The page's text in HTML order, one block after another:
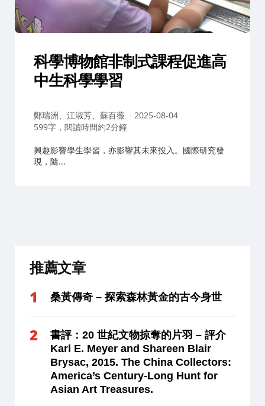
科學博物館非制式課程促進高
中生科學學習
作
者：
鄭瑞洲、江淑芳、蘇百薇
2025-08-04
599字，閱讀時間約2分鐘
興趣影響學生學習，亦影響其未來投入。國際研究發
現，隨...
推薦文章
桑黃傳奇 – 探索森林黃金的古今身世
書評：20 世紀文物掠奪的片羽 – 評介
Karl E. Meyer and Shareen Blair
Brysac, 2015. The China Collectors:
America’s Century-Long Hunt for
Asian Art Treasures.